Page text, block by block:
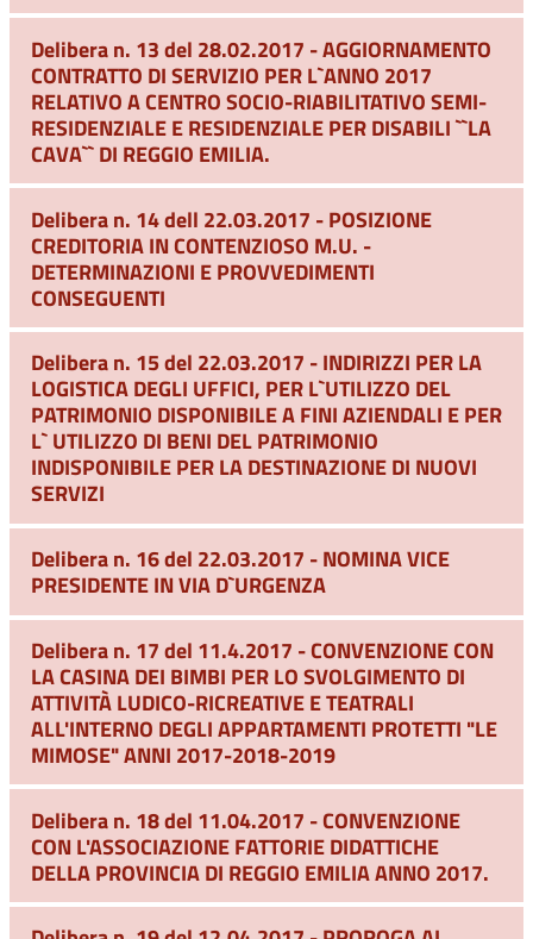
Delibera n. 13 del 28.02.2017 - AGGIORNAMENTO
CONTRATTO DI SERVIZIO PER L`ANNO 2017
RELATIVO A CENTRO SOCIO-RIABILITATIVO SEMI-
RESIDENZIALE E RESIDENZIALE PER DISABILI ``LA
CAVA`` DI REGGIO EMILIA.
Delibera n. 14 dell 22.03.2017 - POSIZIONE
CREDITORIA IN CONTENZIOSO M.U. -
DETERMINAZIONI E PROVVEDIMENTI
CONSEGUENTI
Delibera n. 15 del 22.03.2017 - INDIRIZZI PER LA
LOGISTICA DEGLI UFFICI, PER L`UTILIZZO DEL
PATRIMONIO DISPONIBILE A FINI AZIENDALI E PER
L` UTILIZZO DI BENI DEL PATRIMONIO
INDISPONIBILE PER LA DESTINAZIONE DI NUOVI
SERVIZI
Delibera n. 16 del 22.03.2017 - NOMINA VICE
PRESIDENTE IN VIA D`URGENZA
Delibera n. 17 del 11.4.2017 - CONVENZIONE CON
LA CASINA DEI BIMBI PER LO SVOLGIMENTO DI
ATTIVITÀ LUDICO-RICREATIVE E TEATRALI
ALL'INTERNO DEGLI APPARTAMENTI PROTETTI "LE
MIMOSE" ANNI 2017-2018-2019
Delibera n. 18 del 11.04.2017 - CONVENZIONE
CON L'ASSOCIAZIONE FATTORIE DIDATTICHE
DELLA PROVINCIA DI REGGIO EMILIA ANNO 2017.